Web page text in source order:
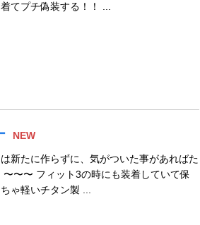
てプチ偽装する！！ ...
NEW
新たに作らずに、気がついた事があればた
〜〜 フィット3の時にも装着していて保
ゃ軽いチタン製 ...